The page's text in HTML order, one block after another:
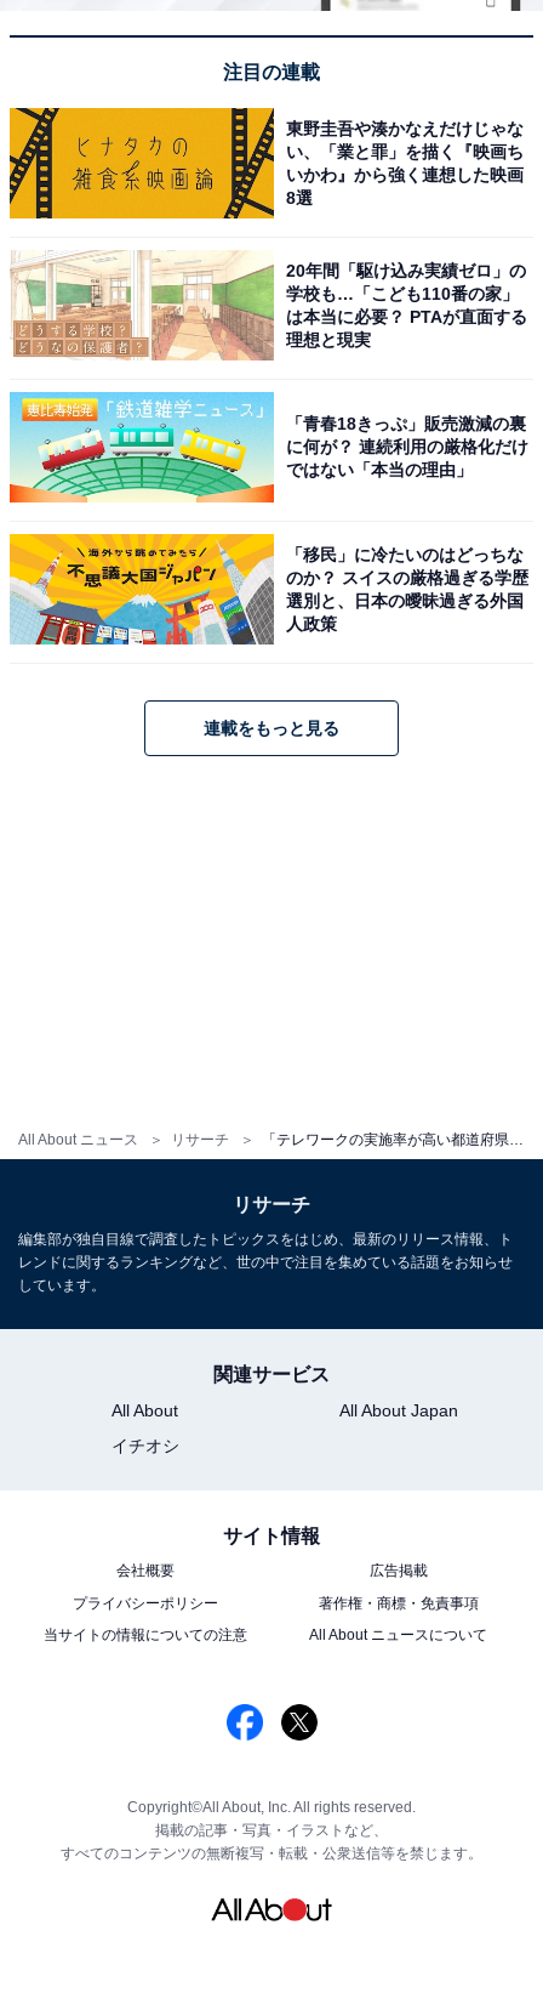
All About ニュース リサーチ 「テレワークの実施率が高い都道府県」ランキング、1位は東京都。2位以下の順位は？
注目の連載
東野圭吾や湊かなえだけじゃな
い、「業と罪」を描く『映画ち
いかわ』から強く連想した映画
8選
20年間「駆け込み実績ゼロ」の
学校も…「こども110番の家」
は本当に必要？ PTAが直面する
理想と現実
「青春18きっぷ」販売激減の裏
に何が？ 連続利用の厳格化だけ
ではない「本当の理由」
「移民」に冷たいのはどっちな
のか？ スイスの厳格過ぎる学歴
選別と、日本の曖昧過ぎる外国
人政策
連載をもっと見る
リサーチ
編集部が独自目線で調査したトピックスをはじめ、最新のリリース情報、ト
レンドに関するランキングなど、世の中で注目を集めている話題をお知らせ
しています。
関連サービス
All About
All About Japan
イチオシ
サイト情報
会社概要
広告掲載
プライバシーポリシー
著作権・商標・免責事項
当サイトの情報についての注意
All About ニュースについて
Copyright©All About, Inc. All rights reserved.
掲載の記事・写真・イラストなど、
すべてのコンテンツの無断複写・転載・公衆送信等を禁じます。